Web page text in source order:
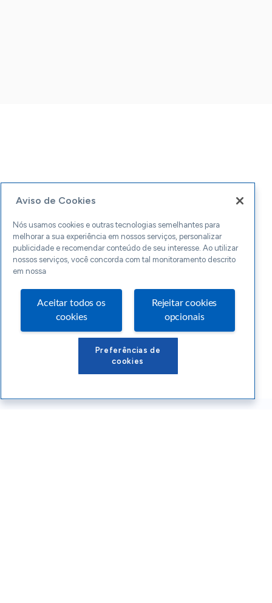
Aviso de Cookies
Nós usamos cookies e outras tecnologias semelhantes para
melhorar a sua experiência em nossos serviços, personalizar
publicidade e recomendar conteúdo de seu interesse. Ao utilizar
nossos serviços, você concorda com tal monitoramento descrito
em nossa
Aceitar todos os
cookies
Rejeitar cookies
opcionais
Preferências de
cookies